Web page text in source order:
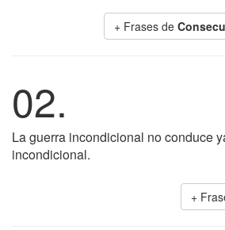
+ Frases de
02.
La guerra incondicional no conduce
incondicional.
+